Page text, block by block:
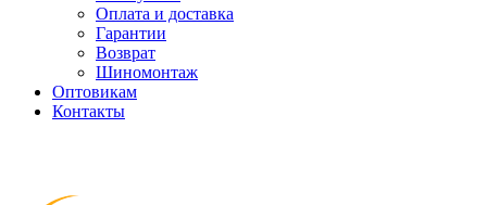
Оплата и доставка
Гарантии
Возврат
Шиномонтаж
Оптовикам
Контакты